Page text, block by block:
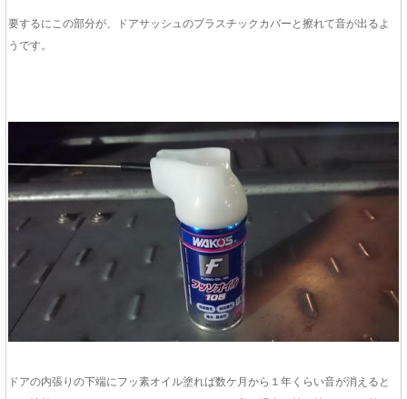
要するにこの部分が、ドアサッシュのプラスチックカバーと擦れて音が出るよ
うです。
ドアの内張りの下端にフッ素オイル塗れば数ケ月から１年くらい音が消えると